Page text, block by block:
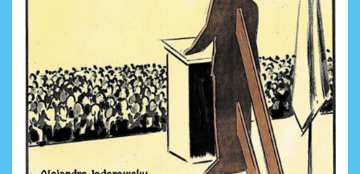
e
e
n
t
r
a